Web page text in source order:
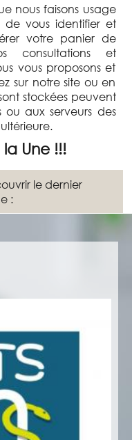
nous faisons usage
vous identifier et
votre panier de
consultations et
vous proposons et
sur notre site ou en
stockées peuvent
ou aux serveurs des
Une !!!
le dernier
: